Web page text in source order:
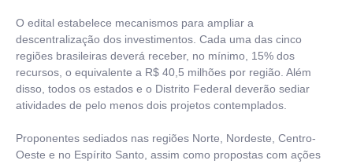
O edital estabelece mecanismos para ampliar a
descentralização dos investimentos. Cada uma das cinco
regiões brasileiras deverá receber, no mínimo, 15% dos
recursos, o equivalente a R$ 40,5 milhões por região. Além
disso, todos os estados e o Distrito Federal deverão sediar
atividades de pelo menos dois projetos contemplados.
Proponentes sediados nas regiões Norte, Nordeste, Centro-
Oeste e no Espírito Santo, assim como propostas com ações